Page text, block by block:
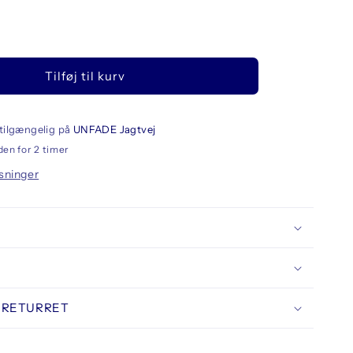
Tilføj til kurv
på UNFADE Jagtvej
for 2 timer